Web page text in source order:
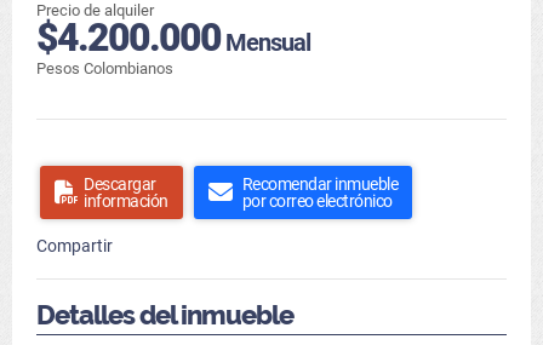
Precio de alquiler
$4.200.000Mensual
Pesos Colombianos
Descargar
información
Recomendar inmueble
por correo electrónico
Compartir
Detalles del inmueble